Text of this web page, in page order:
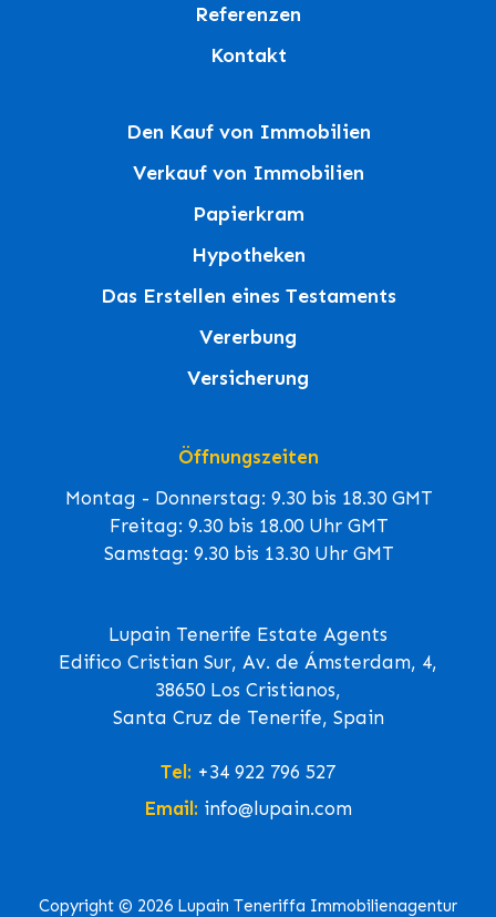
Referenzen
Kontakt
Den Kauf von Immobilien
Verkauf von Immobilien
Papierkram
Hypotheken
Das Erstellen eines Testaments
Vererbung
Versicherung
Öffnungszeiten
Montag - Donnerstag: 9.30 bis 18.30 GMT
Freitag: 9.30 bis 18.00 Uhr GMT
Samstag: 9.30 bis 13.30 Uhr GMT
Lupain Tenerife Estate Agents
Edifico Cristian Sur, Av. de Ámsterdam, 4,
38650 Los Cristianos,
Santa Cruz de Tenerife, Spain
Tel: +34 922 796 527
Email: info@lupain.com
Copyright © 2026 Lupain Teneriffa Immobilienagentur